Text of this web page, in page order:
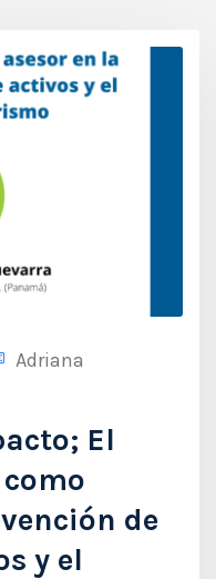
Adriana
El
de
y el